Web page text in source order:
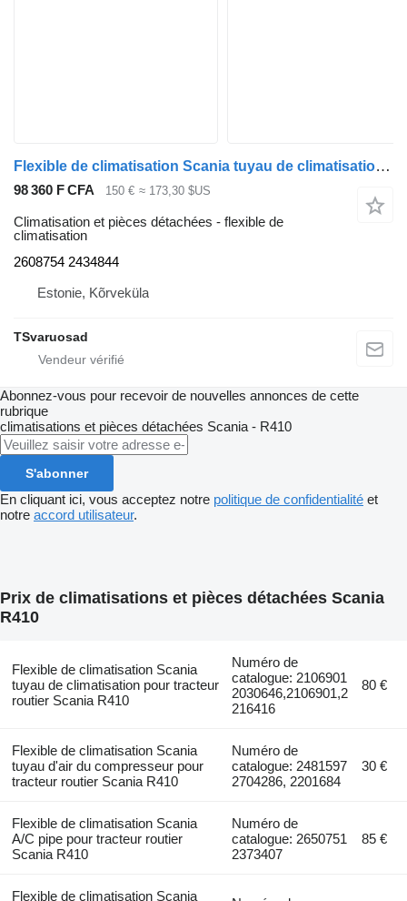
Flexible de climatisation Scania tuyau de climatisation 2608754 pour tracteur routier Scania R410
98 360 F CFA 150 € ≈ 173,30 $US
Climatisation et pièces détachées - flexible de
climatisation
2608754 2434844
Estonie, Kõrveküla
TSvaruosad
Abonnez-vous pour recevoir de nouvelles annonces de cette
rubrique
climatisations et pièces détachées Scania - R410
S'abonner
En cliquant ici, vous acceptez notre politique de confidentialité et
notre accord utilisateur.
Prix de climatisations et pièces détachées Scania
R410
Flexible de climatisation Scania
tuyau de climatisation pour tracteur
routier Scania R410
Numéro de
catalogue: 2106901
2030646,2106901,2
216416
80 €
Flexible de climatisation Scania
tuyau d'air du compresseur pour
tracteur routier Scania R410
Numéro de
catalogue: 2481597
2704286, 2201684
30 €
Flexible de climatisation Scania
A/C pipe pour tracteur routier
Scania R410
Numéro de
catalogue: 2650751
2373407
85 €
Flexible de climatisation Scania